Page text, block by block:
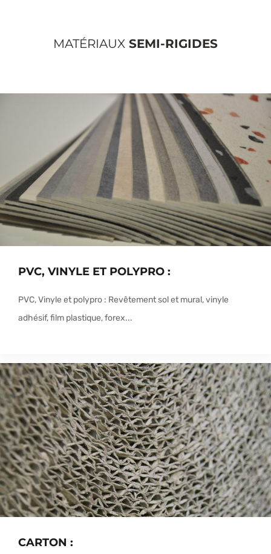
MATÉRIAUX SEMI-RIGIDES
PVC, VINYLE ET POLYPRO :
PVC, Vinyle et polypro : Revêtement sol et mural, vinyle
adhésif, film plastique, forex...
CARTON :